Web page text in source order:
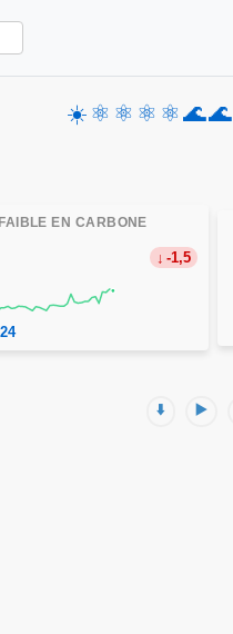
☀️ ⚛️ ⚛️ ⚛️ ⚛️🌊🌊
EN CARBONE
-1,5
⬇️ ▶️